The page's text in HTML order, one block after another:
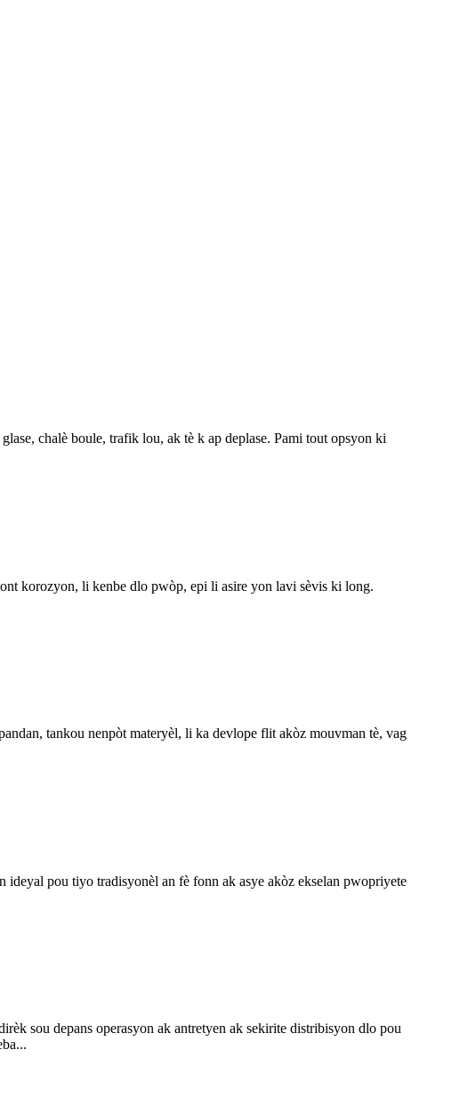
chalè boule, trafik lou, ak tè k ap deplase. Pami tout opsyon ki
korozyon, li kenbe dlo pwòp, epi li asire yon lavi sèvis ki long.
tankou nenpòt materyèl, li ka devlope flit akòz mouvman tè, vag
pou tiyo tradisyonèl an fè fonn ak asye akòz ekselan pwopriyete
sou depans operasyon ak antretyen ak sekirite distribisyon dlo pou